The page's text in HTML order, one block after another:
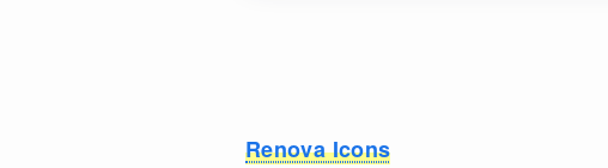
Renova Icons